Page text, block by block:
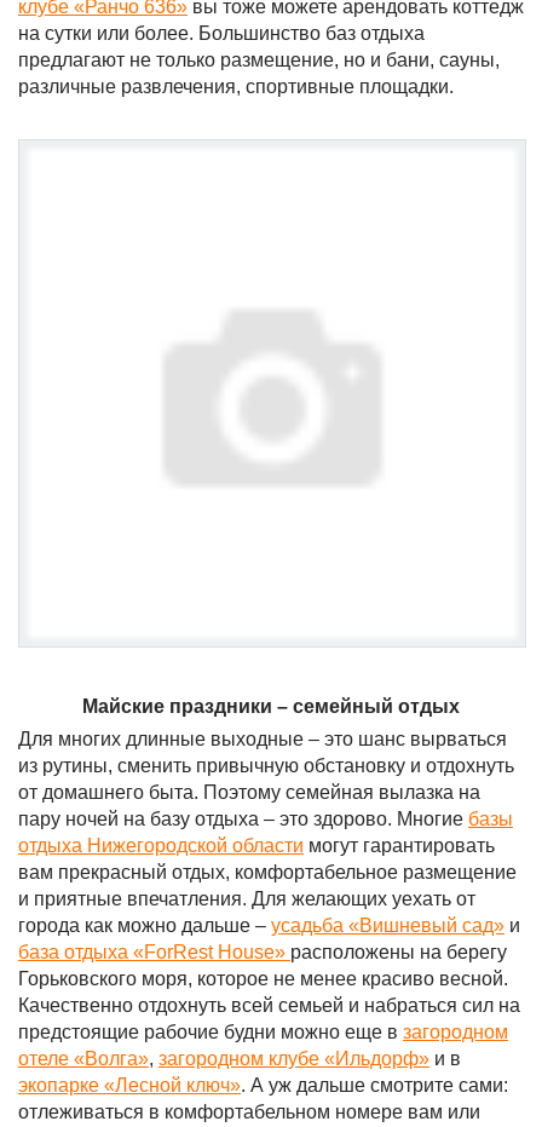
клубе «Ранчо 636» вы тоже можете арендовать коттедж
на сутки или более. Большинство баз отдыха
предлагают не только размещение, но и бани, сауны,
различные развлечения, спортивные площадки.
Майские праздники – семейный отдых
Для многих длинные выходные – это шанс вырваться
из рутины, сменить привычную обстановку и отдохнуть
от домашнего быта. Поэтому семейная вылазка на
пару ночей на базу отдыха – это здорово. Многие базы
отдыха Нижегородской области могут гарантировать
вам прекрасный отдых, комфортабельное размещение
и приятные впечатления. Для желающих уехать от
города как можно дальше – усадьба «Вишневый сад» и
база отдыха «ForRest House» расположены на берегу
Горьковского моря, которое не менее красиво весной.
Качественно отдохнуть всей семьей и набраться сил на
предстоящие рабочие будни можно еще в загородном
отеле «Волга», загородном клубе «Ильдорф» и в
экопарке «Лесной ключ». А уж дальше смотрите сами:
отлеживаться в комфортабельном номере вам или